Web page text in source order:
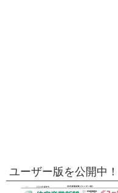
ユーザー版を公開中！